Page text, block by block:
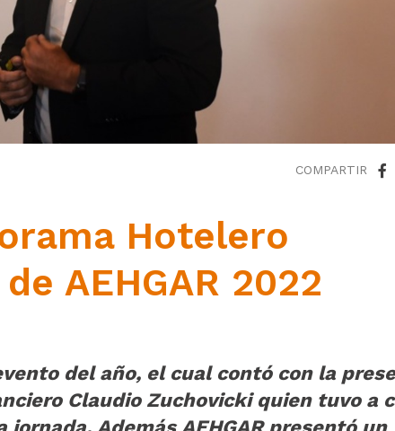
COMPARTIR
Hotelero
AEHGAR 2022
del año, el cual contó con la
Claudio Zuchovicki quien tuvo a